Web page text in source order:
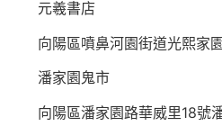
元羲書店
向陽區噴鼻河園街道光熙家
潘家園鬼市
向陽區潘家園路華威里18號